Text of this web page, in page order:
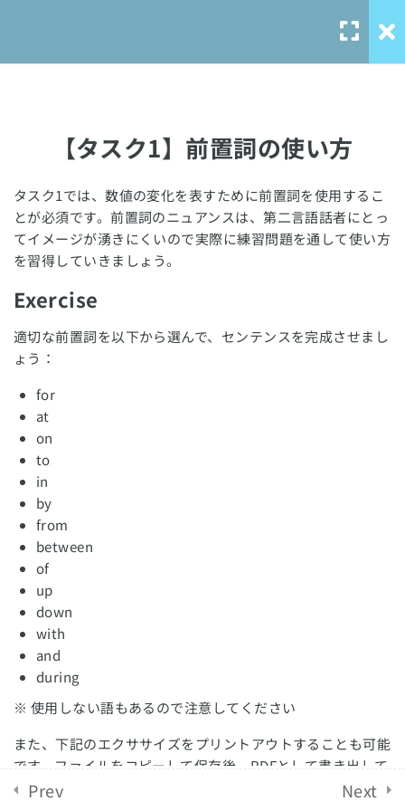
【タスク1】① 導入の書き方
【タスク1】② 概要の書き方
10 Minutes
10 Minutes
【タスク1】棒グラフ・折れ線グ
【タスク1】円グラフ・表対策
【タスク1】ダイアグラム対策
【タスク1】地図問題対策
【タスク1】前置詞の使い方
10 Minutes
【タスク1】練習問題
20 Minutes
IELTSライティング対策
9
【タスク1】前置詞の使い方
タスク1では、数値の変化を表すために前置詞を使用するこ
とが必須です。前置詞のニュアンスは、第二言語話者にとっ
てイメージが湧きにくいので実際に練習問題を通して使い方
を習得していきましょう。
Exercise
適切な前置詞を以下から選んで、センテンスを完成させまし
ょう：
for
at
on
to
in
by
from
between
of
up
down
with
and
during
※ 使用しない語もあるので注意してください
また、下記のエクササイズをプリントアウトすることも可能
です。ファイルをコピーして保存後、PDFとして書き出して
ください
Prev Next
Our Service
solo-
solo-ielts-
toefl.com
English Revolution 2021. Powered by